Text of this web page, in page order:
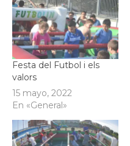
Festa del Futbol i els
valors
15 mayo, 2022
En «General»